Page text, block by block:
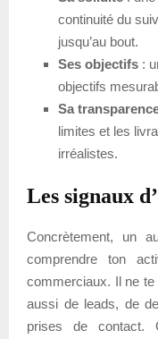
continuité du
jusqu’au bout.
Ses objectifs :
objectifs
Sa
limites et les
irréalistes.
Les signaux
Concrètement, un
comprendre ton
commerciaux. Il ne te
aussi de leads, de
prises de contact.